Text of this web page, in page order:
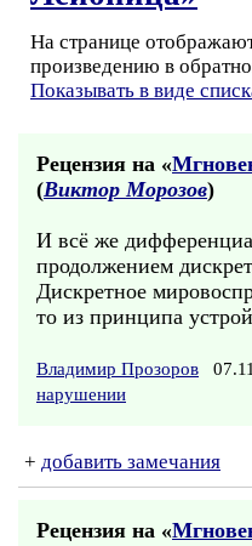
На странице
произведению в
Показывать в виде
Рецензия на «
(Виктор Морозов)
И всё же
продолжением
Дискретное
то из принципа
Владимир Прозоров
нарушении
+ добавить замечания
Рецензия на «